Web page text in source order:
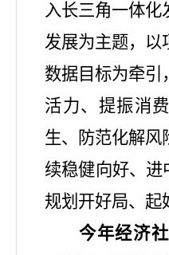
入长三角一体化
发展为主题，以
数据目标为牵引
活力、提振消
生、防范化解风
续稳健向好、进
规划开好局、起
今年经济